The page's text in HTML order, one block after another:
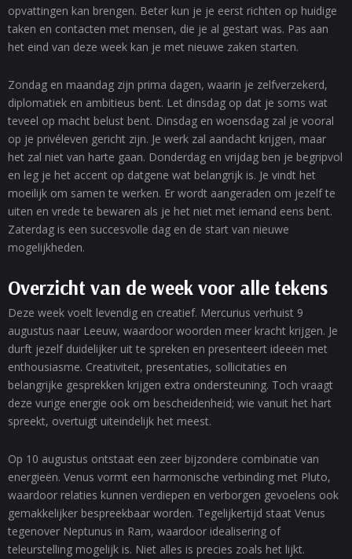
opvattingen kan brengen. Beter kun je je eerst richten op huidige
taken en contacten met mensen, die je al gestart was. Pas aan
het eind van deze week kan je met nieuwe zaken starten.
Zondag en maandag zijn prima dagen, waarin je zelfverzekerd,
diplomatiek en ambitieus bent. Let dinsdag op dat je soms wat
teveel op macht belust bent. Dinsdag en woensdag zal je vooral
op je privéleven gericht zijn. Je werk zal aandacht krijgen, maar
het zal niet van harte gaan. Donderdag en vrijdag ben je begripvol
en leg je het accent op datgene wat belangrijk is. Je vindt het
moeilijk om samen te werken. Er wordt aangeraden om jezelf te
uiten en vrede te bewaren als je het niet met iemand eens bent.
Zaterdag is een succesvolle dag en de start van nieuwe
mogelijkheden.
Overzicht van de week voor alle tekens
Deze week voelt levendig en creatief. Mercurius verhuist 9
augustus naar Leeuw, waardoor woorden meer kracht krijgen. Je
durft jezelf duidelijker uit te spreken en presenteert ideeën met
enthousiasme. Creativiteit, presentaties, sollicitaties en
belangrijke gesprekken krijgen extra ondersteuning. Toch vraagt
deze vurige energie ook om bescheidenheid; wie vanuit het hart
spreekt, overtuigt uiteindelijk het meest.
Op 10 augustus ontstaat een zeer bijzondere combinatie van
energieën. Venus vormt een harmonische verbinding met Pluto,
waardoor relaties kunnen verdiepen en verborgen gevoelens ook
gemakkelijker bespreekbaar worden. Tegelijkertijd staat Venus
tegenover Neptunus in Ram, waardoor idealisering of
teleurstelling mogelijk is. Niet alles is precies zoals het lijkt.